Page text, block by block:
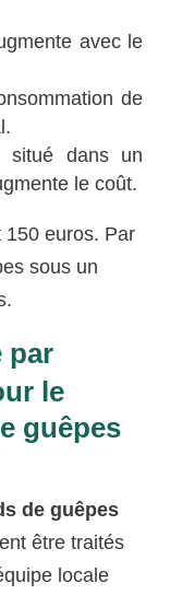
avec le
de
situé dans un
le coût.
150 euros. Par
sous un
par
le
guêpes
de guêpes
être traités
locale